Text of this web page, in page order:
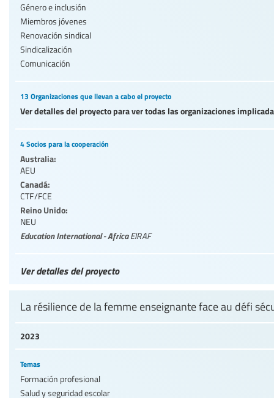
Género e inclusión
Miembros jóvenes
Renovación sindical
Sindicalización
Comunicación
13 Organizaciones que llevan a cabo el proyecto
Ver detalles del proyecto para ver todas las organizaciones
4 Socios para la cooperación
Australia:
AEU
Canadá:
CTF/FCE
Reino Unido:
NEU
Education International - AfricaEIRAF
Ver detalles del proyecto
2023
La résilience de la femme enseignante face au défi
Temas
Formación profesional
Salud y seguridad escolar